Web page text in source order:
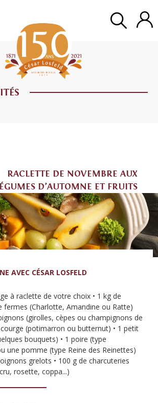
RACLETTE DE NOVEMBRE AUX
D’AUTOMNE ET FRUITS
AVEC CÉSAR LOSFELD
à raclette de votre choix • 1 kg de
fermes (Charlotte, Amandine ou Ratte)
(girolles, cèpes ou champignons de
courge (potimarron ou butternut) • 1 petit
bouquets) • 1 poire (type
une pomme (type Reine des Reinettes)
grelots • 100 g de charcuteries
rosette, coppa...)